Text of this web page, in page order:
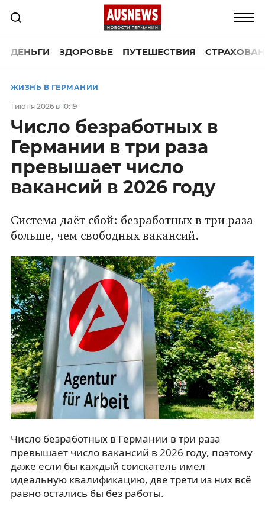
ДЕНЬГИ ЗДОРОВЬЕ ПУТЕШЕСТВИЯ
ЖИЗНЬ В ГЕРМАНИИ
1 июня 2026 в 10:19
Число безработных в
Германии в три раза
превышает число
вакансий в 2026 году
Система даёт сбой: безработных в три раза
больше, чем свободных вакансий.
Число безработных в Германии в три раза
превышает число вакансий в 2026 году, поэтому
даже если бы каждый соискатель имел
идеальную квалификацию, две трети из них всё
равно остались бы без работы.